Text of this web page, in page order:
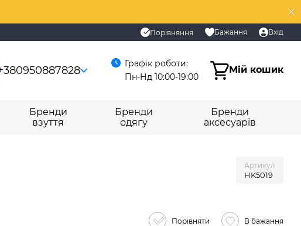
Порівняння Бажання Вхід
Графік роботи:
Пн-Нд 10:00-19:00
Мій кошик
Бренди
взуття
Бренди
одягу
Бренди
аксесуарів
Артикул
HK5019
Порівняти В бажання